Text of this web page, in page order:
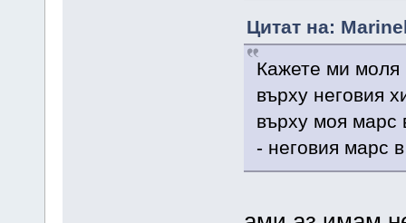
Цитат на:
Кажете ми моля
върху неговия
върху моя
- неговия марс